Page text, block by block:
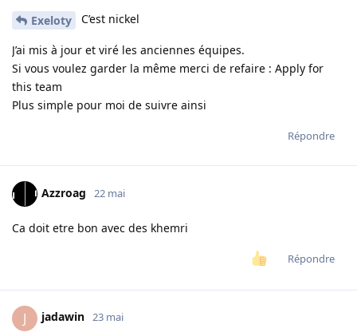
Exeloty C’est nickel
J’ai mis à jour et viré les anciennes équipes.
Si vous voulez garder la même merci de refaire : Apply for
this team
Plus simple pour moi de suivre ainsi
Répondre
Azzroag 22 mai
Ca doit etre bon avec des khemri
Répondre
J jadawin 23 mai